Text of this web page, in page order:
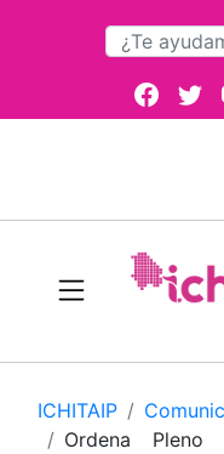
ICHITAIP
Ordena